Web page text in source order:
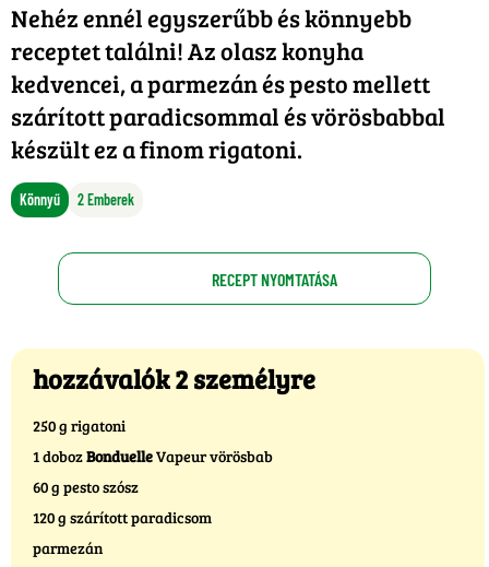
Nehéz ennél egyszerűbb és könnyebb
receptet találni! Az olasz konyha
kedvencei, a parmezán és pesto mellett
szárított paradicsommal és vörösbabbal
készült ez a finom rigatoni.
Könnyű 2 Emberek
RECEPT NYOMTATÁSA
hozzávalók 2 személyre
250 g rigatoni
1 dobozBonduelleVapeur vörösbab
60 g pesto szósz
120 g szárított paradicsom
parmezán